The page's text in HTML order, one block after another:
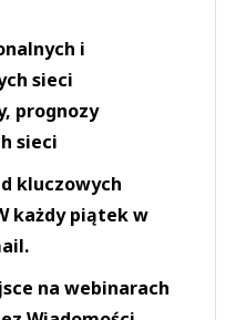
i
sieci
prognozy
sieci
kluczowych
każdy piątek w
na webinarach